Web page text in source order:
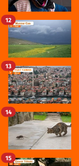
12
13
14
15